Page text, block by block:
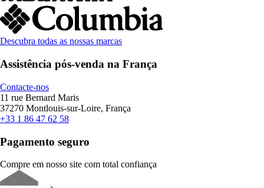
Descubra todas as nossas marcas
Assistência pós-venda na França
Contacte-nos
11 rue Bernard Maris
37270 Montlouis-sur-Loire, França
+33 1 86 47 62 58
Pagamento seguro
Compre em nosso site com total confiança